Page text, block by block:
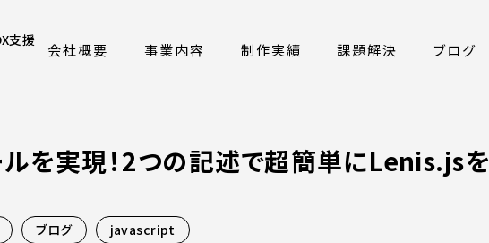
支援
会社概要 事業内容 制作実績 課題解決 ブログ
を実現！2つの記述で超簡単にLenis.jsを
ブログ javascript